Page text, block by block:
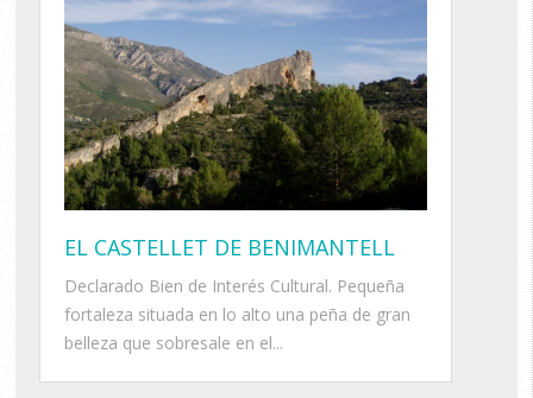
EL CASTELLET DE BENIMANTELL
Declarado Bien de Interés Cultural. Pequeña
fortaleza situada en lo alto una peña de gran
belleza que sobresale en el...